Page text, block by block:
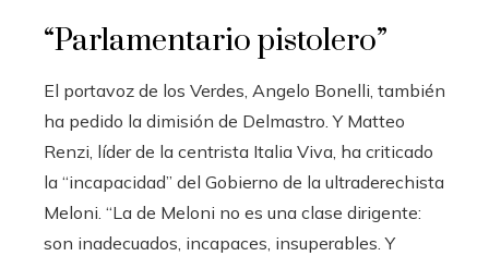
“Parlamentario pistolero”
El portavoz de los Verdes, Angelo Bonelli, también
ha pedido la dimisión de Delmastro. Y Matteo
Renzi, líder de la centrista Italia Viva, ha criticado
la “incapacidad” del Gobierno de la ultraderechista
Meloni. “La de Meloni no es una clase dirigente:
son inadecuados, incapaces, insuperables. Y